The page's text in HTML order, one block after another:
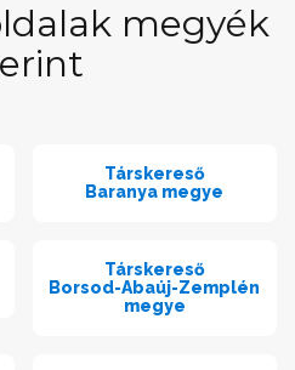
megyék
Társkereső
Baranya megye
Társkereső
Borsod-Abaúj-Zemplén
megye